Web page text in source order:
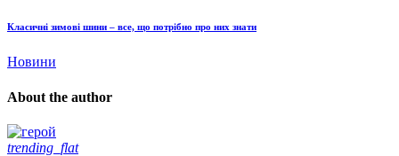
Класичні зимові шини – все, що потрібно про них знати
Новини
About the author
trending_flat